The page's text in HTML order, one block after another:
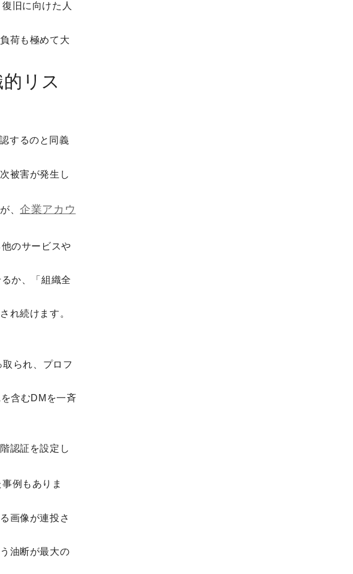
旧に向けた人
荷も極めて大
リス
するのと同義
被害が発生し
、企業アカウ
のサービスや
か、「組織全
れ続けます。
られ、プロフ
含むDMを一斉
認証を設定し
例もありま
画像が連投さ
油断が最大の